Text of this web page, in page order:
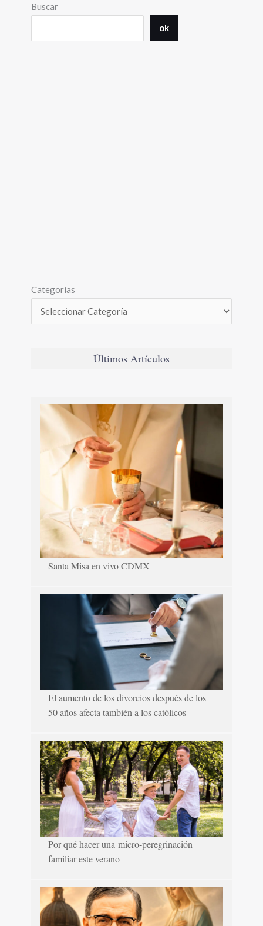
Buscar
ok
Categorías
Últimos Artículos
Santa Misa en vivo CDMX
El aumento de los divorcios después de los
50 años afecta también a los católicos
Por qué hacer una micro-peregrinación
familiar este verano